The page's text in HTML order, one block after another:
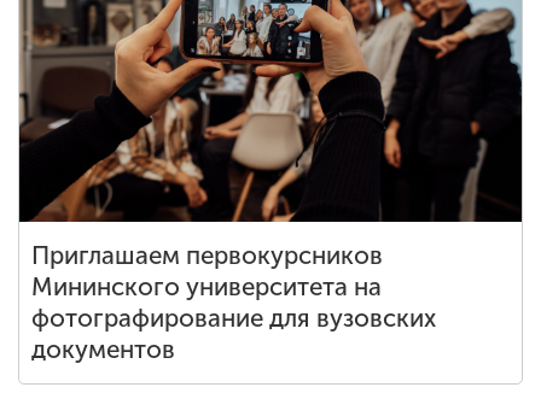
Приглашаем первокурсников
Мининского университета на
фотографирование для вузовских
документов